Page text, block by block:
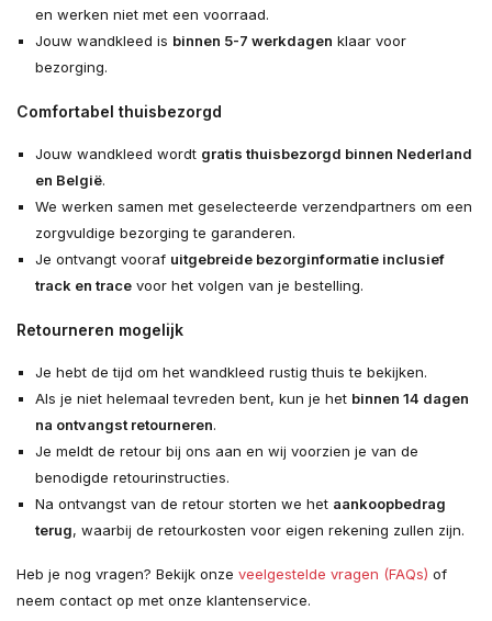
en werken niet met een voorraad.
Jouw wandkleed is binnen 5-7 werkdagen klaar voor
bezorging.
Comfortabel thuisbezorgd
Jouw wandkleed wordt gratis thuisbezorgd binnen Nederland
en België.
We werken samen met geselecteerde verzendpartners om een
zorgvuldige bezorging te garanderen.
Je ontvangt vooraf uitgebreide bezorginformatie inclusief
track en tracevoor het volgen van je bestelling.
Retourneren mogelijk
Je hebt de tijd om het wandkleed rustig thuis te bekijken.
Als je niet helemaal tevreden bent, kun je het binnen 14 dagen
na ontvangst retourneren.
Je meldt de retour bij ons aan en wij voorzien je van de
benodigde retourinstructies.
Na ontvangst van de retour storten we het aankoopbedrag
terug, waarbij de retourkosten voor eigen rekening zullen zijn.
Heb je nog vragen? Bekijk onze veelgestelde vragen (FAQs) of
neem contact op met onze klantenservice.